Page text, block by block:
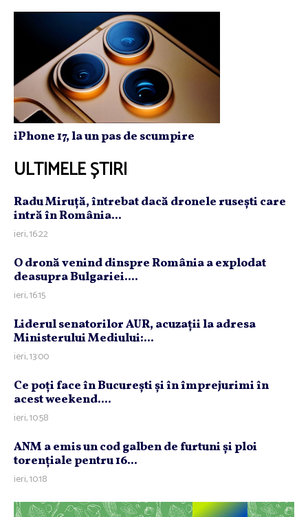
iPhone 17, la un pas de scumpire
ULTIMELE ȘTIRI
Radu Miruţă, întrebat dacă dronele ruseşti care
intră în România...
ieri, 16:22
O dronă venind dinspre România a explodat
deasupra Bulgariei....
ieri, 16:15
Liderul senatorilor AUR, acuzaţii la adresa
Ministerului Mediului:...
ieri, 13:00
Ce poţi face în Bucureşti şi în împrejurimi în
acest weekend....
ieri, 10:58
ANM a emis un cod galben de furtuni şi ploi
torenţiale pentru 16...
ieri, 10:18